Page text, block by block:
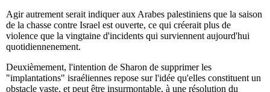
Agir autrement serait indiquer aux Arabes palestiniens que la saison
de la chasse contre Israel est ouverte, ce qui créerait plus de
violence que la vingtaine d'incidents qui surviennent aujourd'hui
quotidiennenement.
Deuxièmement, l'intention de Sharon de supprimer les
"implantations" israéliennes repose sur l'idée qu'elles constituent un
obstacle vaste, et peut être insurmontable, à une résolution du